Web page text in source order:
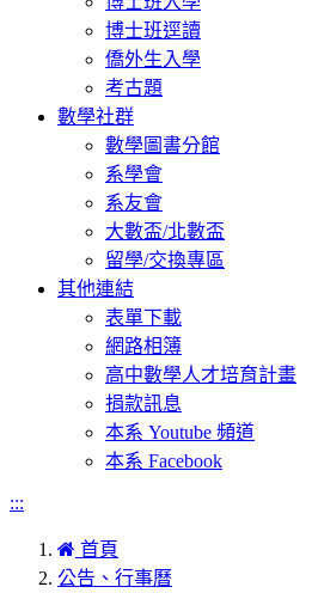
博士班逕讀
僑外生入學
考古題
數學社群
數學圖書分館
系學會
系友會
大數盃/北數盃
留學/交換專區
其他連結
表單下載
網路相簿
高中數學人才培育計畫
捐款訊息
本系 Youtube 頻道
本系 Facebook
:::
首頁
公告、行事曆